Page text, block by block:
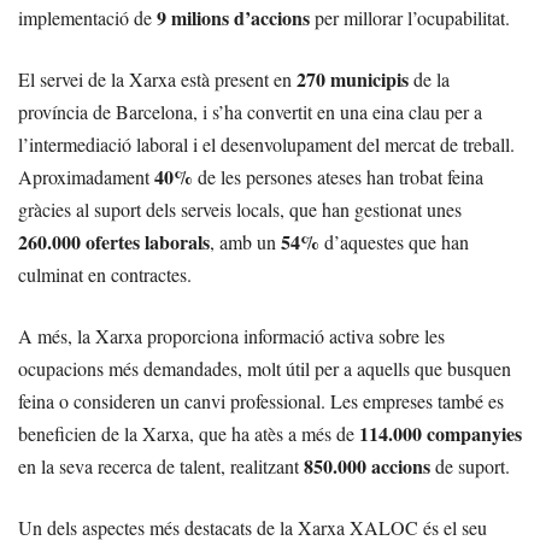
implementació de9 milions d’accionsper millorar l’ocupabilitat.
El servei de la Xarxa està present en 270 municipisde la
província de Barcelona, i s’ha convertit en una eina clau per a
l’intermediació laboral i el desenvolupament del mercat de treball.
Aproximadament40% de les persones ateses han trobat feina
gràcies al suport dels serveis locals, que han gestionat unes
260.000 ofertes laborals, amb un 54% d’aquestes que han
culminat en contractes.
A més, la Xarxa proporciona informació activa sobre les
ocupacions més demandades, molt útil per a aquells que busquen
feina o consideren un canvi professional. Les empreses també es
beneficien de la Xarxa, que ha atès a més de 114.000 companyies
en la seva recerca de talent, realitzant850.000 accionsde suport.
Un dels aspectes més destacats de la Xarxa XALOC és el seu